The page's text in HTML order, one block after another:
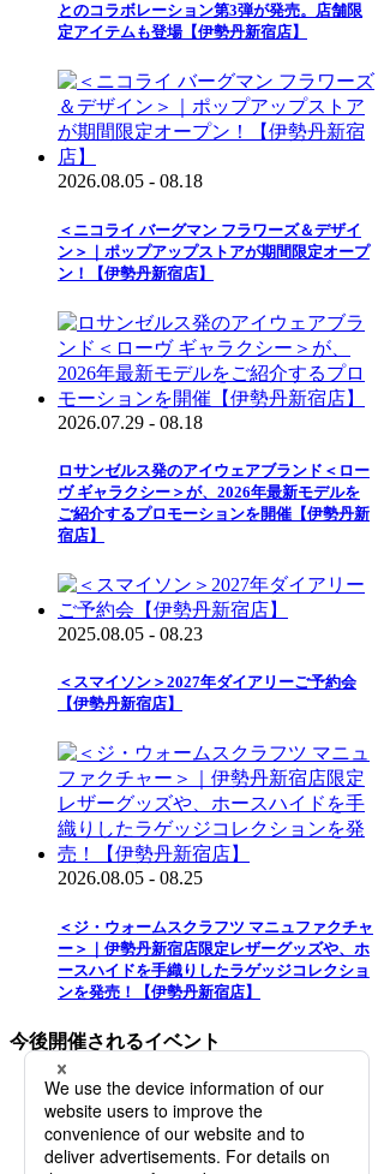
とのコラボレーション第3弾が発売。店舗限
定アイテムも登場【伊勢丹新宿店】
2026.08.05 - 08.18
＜ニコライ バーグマン フラワーズ＆デザイ
ン＞｜ポップアップストアが期間限定オープ
ン！【伊勢丹新宿店】
2026.07.29 - 08.18
ロサンゼルス発のアイウェアブランド＜ロー
ヴ ギャラクシー＞が、2026年最新モデルを
ご紹介するプロモーションを開催【伊勢丹新
宿店】
2025.08.05 - 08.23
＜スマイソン＞2027年ダイアリーご予約会
【伊勢丹新宿店】
2026.08.05 - 08.25
＜ジ・ウォームスクラフツ マニュファクチャ
ー＞｜伊勢丹新宿店限定レザーグッズや、ホ
ースハイドを手織りしたラゲッジコレクショ
ンを発売！【伊勢丹新宿店】
今後開催されるイベント
2026.08.12 - 08.18